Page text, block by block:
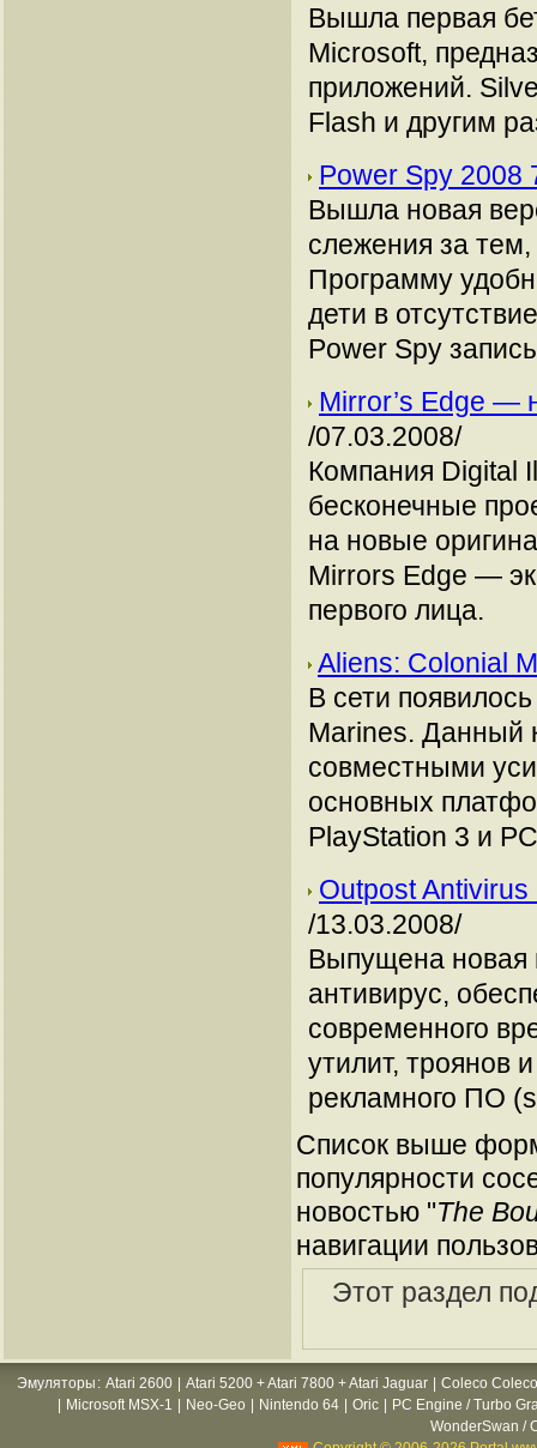
Вышла первая
Microsoft,
приложений.
Flash и другим
Power Spy
Вышла новая
слежения за тем,
Программу
дети в
Power Spy
Mirror’s Edge —
/07.03.2008/
Компания Digital
бесконечные
на новые
Mirrors Edge —
первого лица.
Aliens: Colonial
В сети
Marines. Данный
совместными
основных
PlayStation 3 и
Outpost
/13.03.2008/
Выпущена новая
антивирус,
современного
утилит, троянов
рекламного ПО
Список выше
популярности
новостью "The
навигации
Этот раздел
Эмуляторы : Atari 2600 Atari 5200 + Atari 7800 + Atari Jaguar
Coleco
Microsoft MSX-1 Neo-Geo Nintendo 64 Oric
PC Engine / Turbo
WonderSwan /